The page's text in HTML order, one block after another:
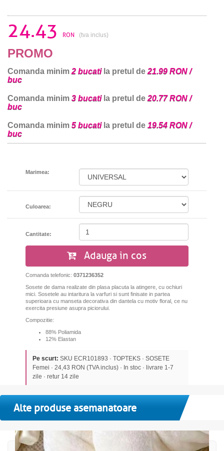
24.43 RON (tva inclus)
PROMO
Comanda minim2 bucatila pretul de21.99 RON /
buc
Comanda minim 3 bucatila pretul de20.77 RON /
buc
Comanda minim 5 bucatila pretul de 19.54 RON /
buc
Marimea:
Culoarea:
Cantitate:
Adauga in cos
Comanda telefonic: 0371236352
Sosete de dama realizate din plasa placuta la atingere, cu ochiuri
mici. Sosetele au intaritura la varfuri si sunt finisate in partea
superioara cu manseta decorativa din dantela cu motiv floral, ce nu
exercita presiune asupra piciorului.
Compozitie:
88% Poliamida
12% Elastan
Pe scurt: SKU ECR101893 · TOPTEKS · SOSETE
Femei · 24,43 RON (TVA inclus) · In stoc · livrare 1-7
zile · retur 14 zile
Alte produse asemanatoare